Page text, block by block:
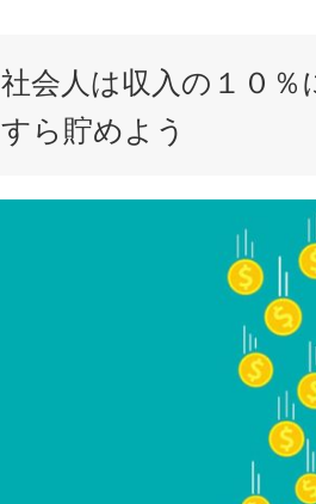
社会人は収入の１０％
すら貯めよう